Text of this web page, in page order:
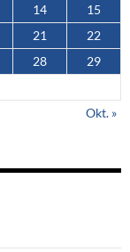
14
15
21
22
28
29
Okt. »